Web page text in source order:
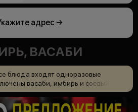
адрес →
ВАСАБИ
блюда входят одноразовые
васаби, имбирь и соевый
можноприобрестивменю.
Позвоните 88006008989